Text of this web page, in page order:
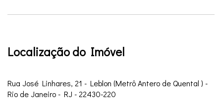
Localização do Imóvel
Rua José Linhares, 21 - Leblon (Metrô Antero de Quental ) -
Rio de Janeiro - RJ - 22430-220